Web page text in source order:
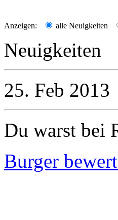
Anzeigen: alle Neuigkeiten
Neuigkeiten
25. Feb 2013
Du warst bei
Burger